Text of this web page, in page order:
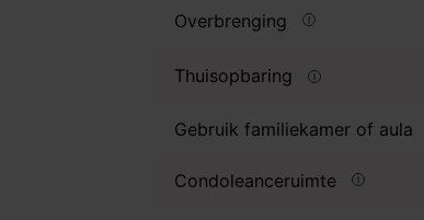
Overbrenging
Thuisopbaring
Gebruik familiekamer of aula
Condoleanceruimte